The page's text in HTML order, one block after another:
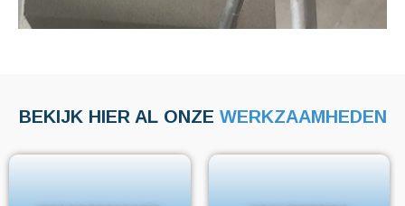
BEKIJK HIER AL ONZE WERKZAAMHEDEN